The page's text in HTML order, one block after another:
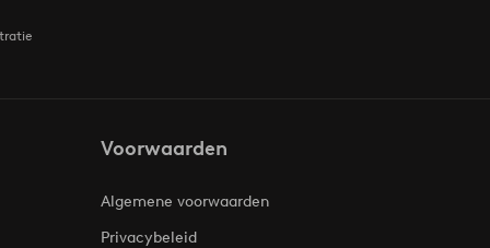
Voorwaarden
Algemene voorwaarden
Privacybeleid